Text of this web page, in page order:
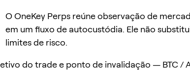
O OneKey Perps reúne observação de
em um fluxo de autocustódia. Ele não
limites de risco.
do trade e ponto de invalidação — BTC /